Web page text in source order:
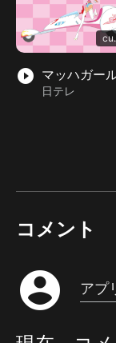
play_circle_filled マッハガー
日テレ
コメント
account_circle アプ